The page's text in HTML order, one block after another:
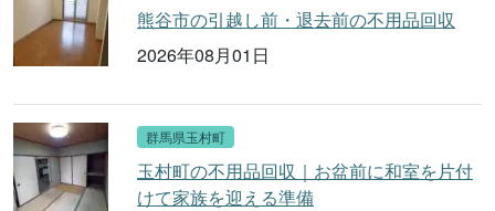
熊谷市の引越し前・退去前の不用品回収
2026年08月01日
群馬県玉村町
玉村町の不用品回収｜お盆前に和室を片付
けて家族を迎える準備